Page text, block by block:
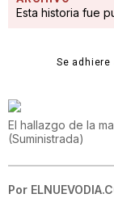
Esta historia fue
Se
El hallazgo de la
(Suministrada)
Por